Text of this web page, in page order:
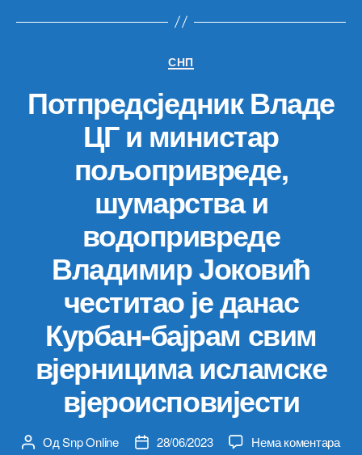
Категорије
СНП
Потпредсједник Владе
ЦГ и министар
пољопривреде,
шумарства и
водопривреде
Владимир Јоковић
честитао је данас
Курбан-бајрам свим
вјерницима исламске
вјероисповијести
Аутор
ОдSnp Online
Датум28/06/2023 Нема коментарана